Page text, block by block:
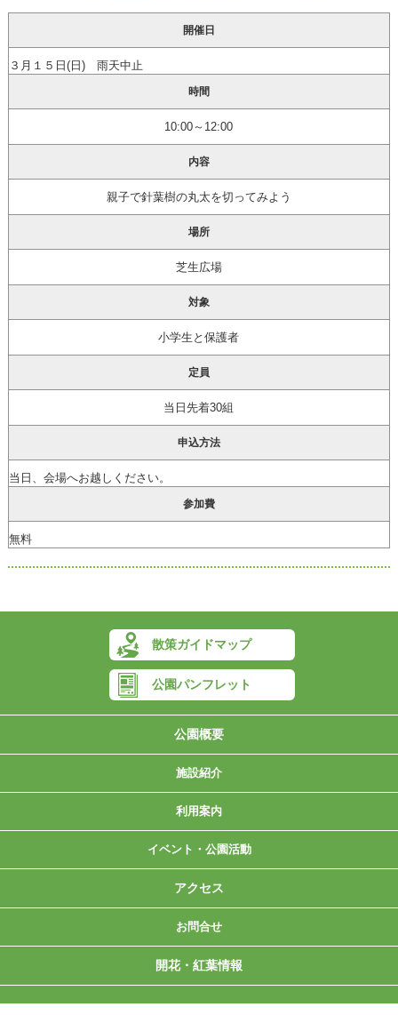
開催日
３月１５日(日) 雨天中止
時間
10:00～12:00
内容
親子で針葉樹の丸太を切ってみよう
場所
芝生広場
対象
小学生と保護者
定員
当日先着30組
申込方法
当日、会場へお越しください。
参加費
無料
散策ガイドマップ
公園パンフレット
公園概要
施設紹介
▶施設紹介
▶こんちゅう館
▶管理センター
▶山城展望台
▶モノレール
▶デイキャンプ場
▶グラウンドゴルフ場
▶芝生広場
▶中央広場
▶休憩所
▶メルヘンの森
▶ジャブジャブ川
▶ワンパク橋
▶もみじ谷
▶林業体験広場
▶ドッグガーデン
利用案内
▶利用にあたってのお願い
▶開園時間・休園日
▶料金案内・施設予約
▶減免・団体申請書
▶バリアフリー
イベント・公園活動
▶イベント情報
▶自然体験活動
▶親子森林体験
▶フォレストクラブ森守
▶グリーンアドベンチャー
アクセス
お問合せ
▶お問合せ
▶よくある質問
▶個人情報保護方針
開花・紅葉情報